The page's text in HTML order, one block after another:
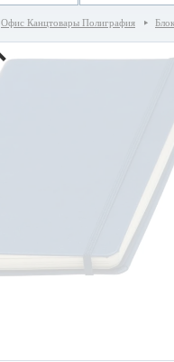
Офис Канцтовары Полиграфия